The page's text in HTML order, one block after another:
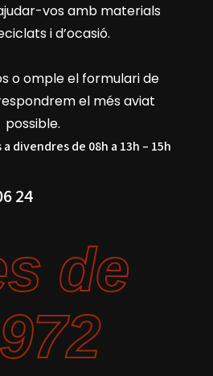
vos amb materials
i d’ocasió.
o omple el formulari de
el més aviat
possible.
divendres de 08h a 13h – 15h
24
de